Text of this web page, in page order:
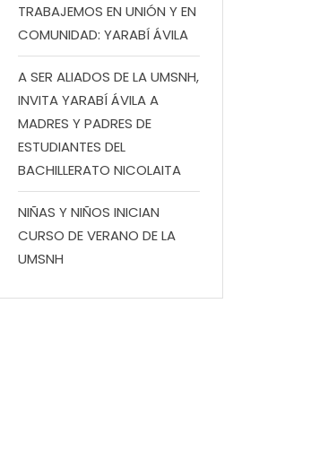
TRABAJEMOS EN UNIÓN Y EN
COMUNIDAD: YARABÍ ÁVILA
A SER ALIADOS DE LA UMSNH,
INVITA YARABÍ ÁVILA A
MADRES Y PADRES DE
ESTUDIANTES DEL
BACHILLERATO NICOLAITA
NIÑAS Y NIÑOS INICIAN
CURSO DE VERANO DE LA
UMSNH